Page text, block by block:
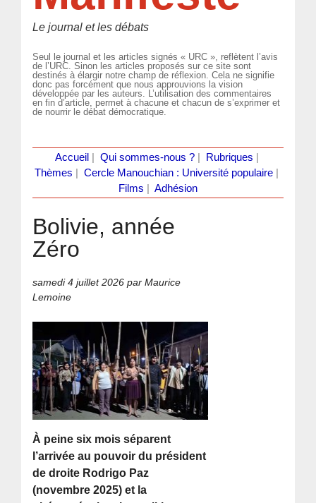
Le journal et les débats
Seul le journal et les articles signés « URC », reflètent l’avis
de l’URC. Sinon les articles proposés sur ce site sont
destinés à élargir notre champ de réflexion. Cela ne signifie
donc pas forcément que nous approuvions la vision
développée par les auteurs. L’utilisation des commentaires
en fin d’article, permet à chacune et chacun de s’exprimer et
de nourrir le débat démocratique.
Accueil Qui sommes-nous ?| Rubriques
Thèmes
Cercle Manouchian : Université populaire
Films
Adhésion
Bolivie, année
Zéro
samedi 4 juillet 2026 par Maurice
Lemoine
À peine six mois séparent
l’arrivée au pouvoir du président
de droite Rodrigo Paz
(novembre 2025) et la